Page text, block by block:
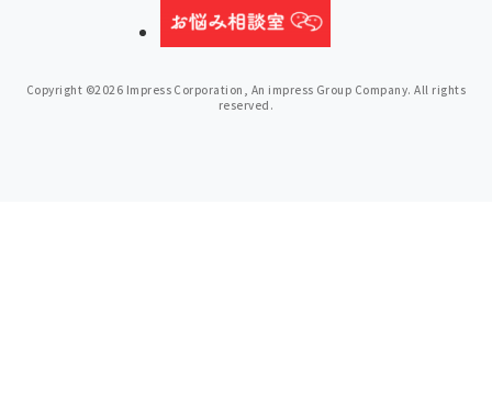
Copyright ©2026 Impress Corporation, An impress Group Company. All rights
reserved.